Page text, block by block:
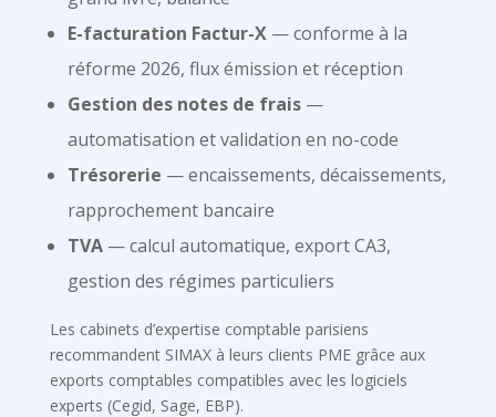
E-facturation Factur-X— conforme à la
réforme 2026, flux émission et réception
Gestion des notes de frais—
automatisation et validation en no-code
Trésorerie — encaissements, décaissements,
rapprochement bancaire
TVA— calcul automatique, export CA3,
gestion des régimes particuliers
Les cabinets d’expertise comptable parisiens
recommandent SIMAX à leurs clients PME grâce aux
exports comptables compatibles avec les logiciels
experts (Cegid, Sage, EBP).